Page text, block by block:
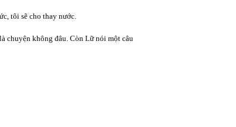
tôi sẽ cho thay nước.
chuyện không đâu. Còn Lữ nói một câu